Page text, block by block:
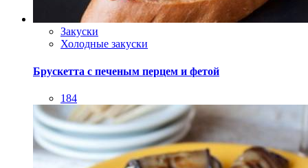
Закуски
Холодные закуски
Брускетта с печеным перцем и фетой
184